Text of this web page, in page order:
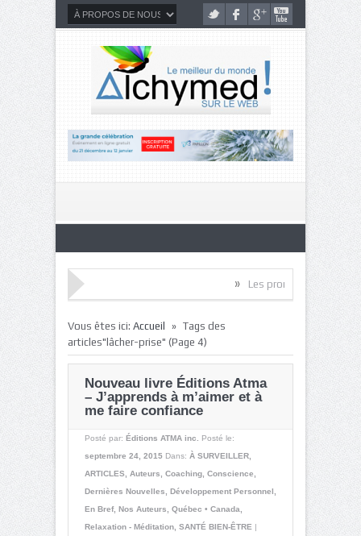
Les promesses de l’intelligence
Vous êtes ici: Accueil » Tags des
articles"lâcher-prise" (Page 4)
Nouveau livre Éditions Atma
– J’apprends à m’aimer et à
me faire confiance
Posté par: Éditions ATMA inc.
Posté le:
septembre 24, 2015 Dans: À SURVEILLER
ARTICLES
Auteurs Coaching Conscience
Dernières Nouvelles
Développement Personnel
En Bref, Nos Auteurs Québec • Canada
Relaxation - Méditation SANTÉ BIEN-ÊTRE |